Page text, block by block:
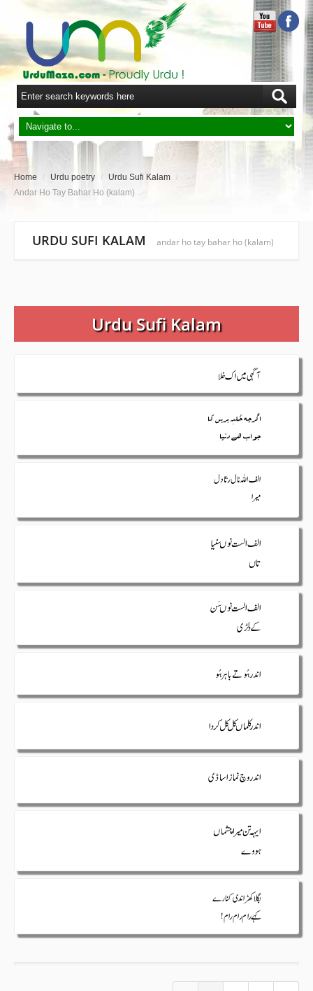
Home / Urdu poetry / Urdu Sufi Kalam /
Andar Ho Tay Bahar Ho (kalam)
URDU SUFI KALAM andar ho tay bahar ho (kalam)
Urdu Sufi Kalam